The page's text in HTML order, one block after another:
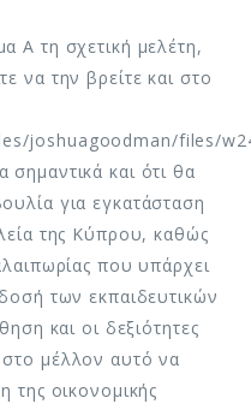
Α τη σχετική μελέτη,
να την βρείτε και στο
joshuagoodman/files/
και ότι θα
για εγκατάσταση
της Κύπρου, καθώς
που υπάρχει
των εκπαιδευτικών
και οι δεξιότητες
μέλλον αυτό να
της οικονομικής